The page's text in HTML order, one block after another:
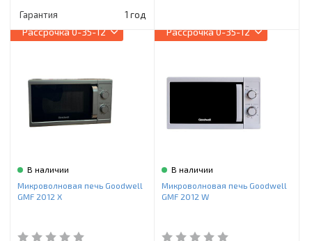
Гарантия 1 год
Рассрочка0-35-12
В наличии
Микроволновая печь Goodwell
GMF 2012 X
Рассрочка0-35-12
В наличии
Микроволновая печь Goodwell
GMF 2012 W